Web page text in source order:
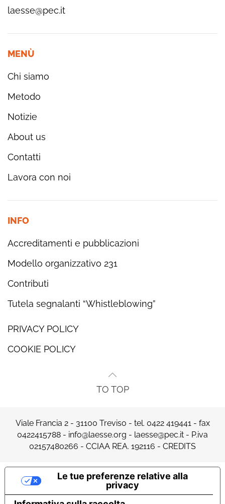
laesse@pec.it
MENÙ
Chi siamo
Metodo
Notizie
About us
Contatti
Lavora con noi
INFO
Accreditamenti e pubblicazioni
Modello organizzativo 231
Contributi
Tutela segnalanti “Whistleblowing”
PRIVACY POLICY
COOKIE POLICY
TO TOP
Viale Francia 2 - 31100 Treviso - tel. 0422 419441- fax
0422415788 - info@laesse.org - laesse@pec.it - P.iva
02157480266 - CCIAA REA. 192116 - CREDITS
Le tue preferenze relative alla
privacy